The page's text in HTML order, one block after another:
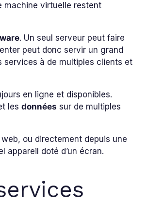
machine virtuelle restent
. Un seul serveur peut faire
peut donc servir un grand
services à de multiples clients et
en ligne et disponibles.
lesdonnées sur de multiples
ou directement depuis une
appareil doté d’un écran.